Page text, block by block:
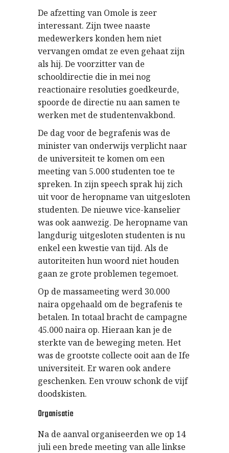
De afzetting van Omole is zeer
interessant. Zijn twee naaste
medewerkers konden hem niet
vervangen omdat ze even gehaat zijn
als hij. De voorzitter van de
schooldirectie die in mei nog
reactionaire resoluties goedkeurde,
spoorde de directie nu aan samen te
werken met de studentenvakbond.
De dag voor de begrafenis was de
minister van onderwijs verplicht naar
de universiteit te komen om een
meeting van 5.000 studenten toe te
spreken. In zijn speech sprak hij zich
uit voor de heropname van uitgesloten
studenten. De nieuwe vice-kanselier
was ook aanwezig. De heropname van
langdurig uitgesloten studenten is nu
enkel een kwestie van tijd. Als de
autoriteiten hun woord niet houden
gaan ze grote problemen tegemoet.
Op de massameeting werd 30.000
naira opgehaald om de begrafenis te
betalen. In totaal bracht de campagne
45.000 naira op. Hieraan kan je de
sterkte van de beweging meten. Het
was de grootste collecte ooit aan de Ife
universiteit. Er waren ook andere
geschenken. Een vrouw schonk de vijf
doodskisten.
Organisatie
Na de aanval organiseerden we op 14
juli een brede meeting van alle linkse